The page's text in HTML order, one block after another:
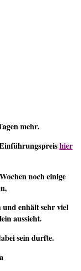
mehr.
hier
noch einige
enhält sehr viel
aussieht.
sein durfte.